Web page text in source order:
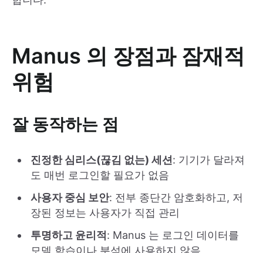
Manus 의 장점과 잠재적
위험
잘 동작하는 점
진정한 심리스(끊김 없는) 세션: 기기가 달라져
도 매번 로그인할 필요가 없음
사용자 중심 보안: 전부 종단간 암호화하고, 저
장된 정보는 사용자가 직접 관리
투명하고 윤리적 : Manus 는 로그인 데이터를